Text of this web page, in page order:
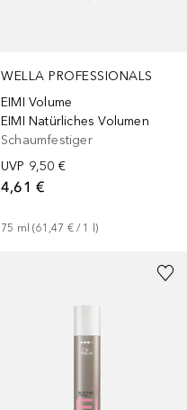
WELLA PROFESSIONALS
EIMI Volume
EIMI Natürliches Volumen
Schaumfestiger
UVP 9,50 €
4,61 €
75 ml (61,47 € / 1 l)
2 Größen